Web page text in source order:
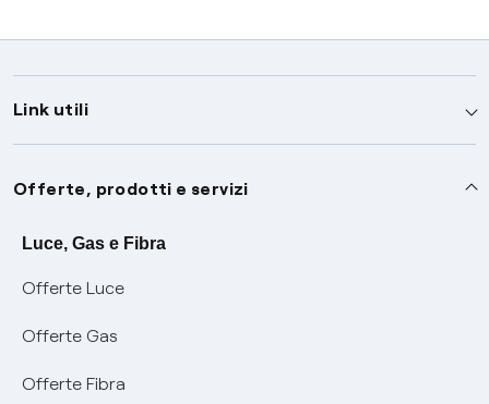
Link utili
Assistenza
Avvisi
SOS luce e gas
Conciliazioni e risoluzione delle controversie
Negoziazione paritetica
Servizi
Offerte, prodotti e servizi
Luce, Gas e Fibra
Offerte Luce
Offerte Gas
Offerte Fibra